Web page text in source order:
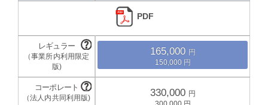
PDF
165,000
150,000
330,000